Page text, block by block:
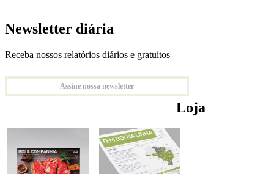
Newsletter diária
Receba nossos relatórios diários e gratuitos
Assine nossa newsletter
Loja